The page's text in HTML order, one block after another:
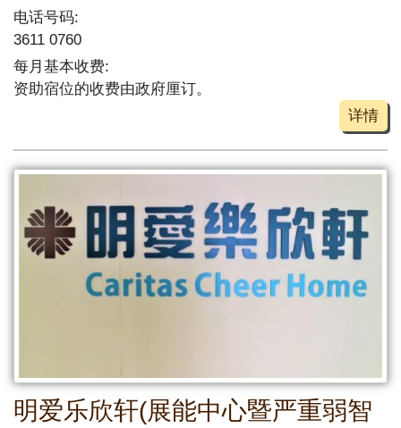
电话号码:
3611 0760
每月基本收费:
资助宿位的收费由政府厘订。
详情
明爱乐欣轩(展能中心暨严重弱智